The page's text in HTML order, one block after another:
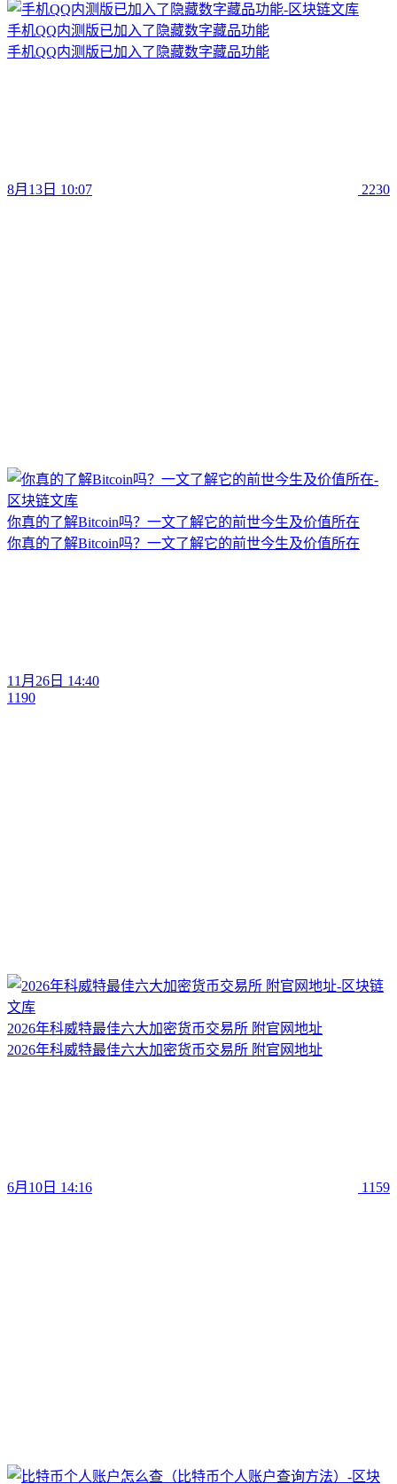
手机QQ内测版已加入了隐藏数字藏品功能
手机QQ内测版已加入了隐藏数字藏品功能
8月13日 10:07 2230
你真的了解Bitcoin吗？一文了解它的前世今生及价值所在
你真的了解Bitcoin吗？一文了解它的前世今生及价值所在
11月26日 14:40
1190
2026年科威特最佳六大加密货币交易所 附官网地址
2026年科威特最佳六大加密货币交易所 附官网地址
6月10日 14:16 1159